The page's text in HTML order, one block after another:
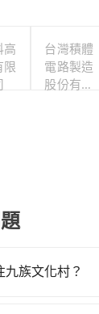
高
限
台灣積體
電路製造
股份有限
族文化村？